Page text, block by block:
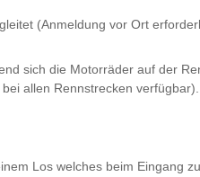
(Anmeldung vor Ort
sich die Motorräder auf der
allen Rennstrecken verfügbar).
Los welches beim Eingang